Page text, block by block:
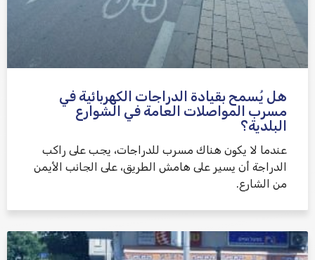
هل يُسمح بقيادة الدراجات الكهربائية في
مسرب المواصلات العامة في الشوارع
البلدية؟
عندما لا يكون هناك مسرب للدراجات، يجب على راكب
الدراجة أن يسير على هامش الطريق، على الجانب الأيمن
من الشارع.